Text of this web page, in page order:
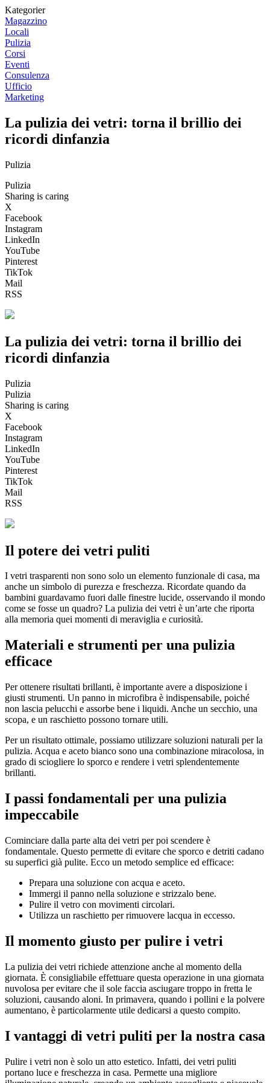
Kategorier
Magazzino
Locali
Pulizia
Corsi
Eventi
Consulenza
Ufficio
Marketing
La pulizia dei vetri: torna il brillio dei
ricordi dinfanzia
Pulizia
Pulizia
Sharing is caring
X
Facebook
Instagram
LinkedIn
YouTube
Pinterest
TikTok
Mail
RSS
La pulizia dei vetri: torna il brillio dei
ricordi dinfanzia
Pulizia
Pulizia
Sharing is caring
X
Facebook
Instagram
LinkedIn
YouTube
Pinterest
TikTok
Mail
RSS
Il potere dei vetri puliti
I vetri trasparenti non sono solo un elemento funzionale di casa, ma
anche un simbolo di purezza e freschezza. Ricordate quando da
bambini guardavamo fuori dalle finestre lucide, osservando il mondo
come se fosse un quadro? La pulizia dei vetri è un’arte che riporta
alla memoria quei momenti di meraviglia e curiosità.
Materiali e strumenti per una pulizia
efficace
Per ottenere risultati brillanti, è importante avere a disposizione i
giusti strumenti. Un panno in microfibra è indispensabile, poiché
non lascia pelucchi e assorbe bene i liquidi. Anche un secchio, una
scopa, e un raschietto possono tornare utili.
Per un risultato ottimale, possiamo utilizzare soluzioni naturali per la
pulizia. Acqua e aceto bianco sono una combinazione miracolosa, in
grado di sciogliere lo sporco e rendere i vetri splendentemente
brillanti.
I passi fondamentali per una pulizia
impeccabile
Cominciare dalla parte alta dei vetri per poi scendere è
fondamentale. Questo permette di evitare che sporco e detriti cadano
su superfici già pulite. Ecco un metodo semplice ed efficace:
Prepara una soluzione con acqua e aceto.
Immergi il panno nella soluzione e strizzalo bene.
Pulire il vetro con movimenti circolari.
Utilizza un raschietto per rimuovere lacqua in eccesso.
Il momento giusto per pulire i vetri
La pulizia dei vetri richiede attenzione anche al momento della
giornata. È consigliabile effettuare questa operazione in una giornata
nuvolosa per evitare che il sole faccia asciugare troppo in fretta le
soluzioni, causando aloni. In primavera, quando i pollini e la polvere
aumentano, è particolarmente utile dedicarsi a questo compito.
I vantaggi di vetri puliti per la nostra casa
Pulire i vetri non è solo un atto estetico. Infatti, dei vetri puliti
portano luce e freschezza in casa. Permette una migliore